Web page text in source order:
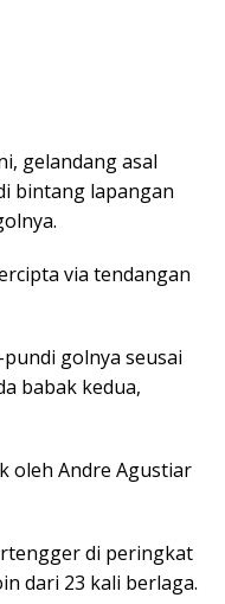
gelandang asal
bintang lapangan
via tendangan
golnya seusai
babak kedua,
oleh Andre Agustiar
di peringkat
dari 23 kali berlaga.